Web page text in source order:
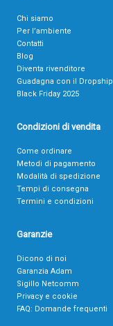
Chi siamo
Per l’ambiente
Contatti
Blog
Diventa rivenditore
Guadagna con il Dropship
Black Friday 2025
Condizioni di vendita
Come ordinare
Metodi di pagamento
Modalità di spedizione
Tempi di consegna
Termini e condizioni
Garanzie
Dicono di noi
Garanzia Adam
Sigillo Netcomm
Privacy e cookie
FAQ: Domande frequenti